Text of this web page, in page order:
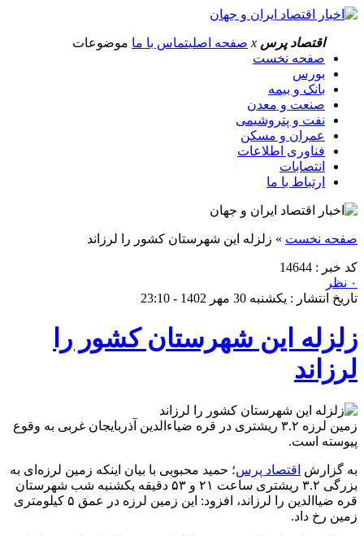
اقتصاد پرس x صفحه اصلیتماس با ما موضوعات
صفحه نخست
بورس
بانک و بیمه
صنعت و معدن
نفت و پتروشیمی
عمران و مسکن
فناوری اطلاعات
انتصابات
ارتباط با ما
صفحه نخست » زلزله این شهرستان کشور را لرزاند
کد خبر : 14644
۰ نظر
تاریخ انتشار : یکشنبه 30 مهر 1402 - 23:10
زلزله این شهرستان کشور را
لرزاند
زمین لرزه ۳.۲ ریشتری در قره ضیاءالدین آذربایجان غربی به وقوع
پیوسته است.
به گزارش اقتصاد پرس؛ حمید محبوبی با بیان اینکه زمین لرزه‌ای به
بزرگی ۳.۲ ریشتری ساعت ۲۱ و ۵۳ دقیقه یکشنبه شب شهرستان
قره ضیاالدین را لرزاند، افزود: این زمین لرزه در عمق ۵ کیلومتری
زمین رخ داد.